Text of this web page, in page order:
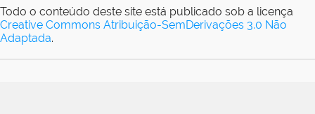
Todo o conteúdo deste site está publicado sob a licença
Creative Commons Atribuição-SemDerivações 3.0 Não
Adaptada.